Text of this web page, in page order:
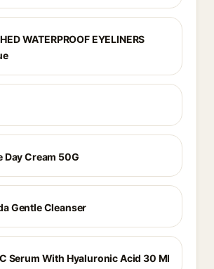
WATERPROOF EYELINERS
Day Cream 50G
Gentle Cleanser
Serum With Hyaluronic Acid 30 Ml